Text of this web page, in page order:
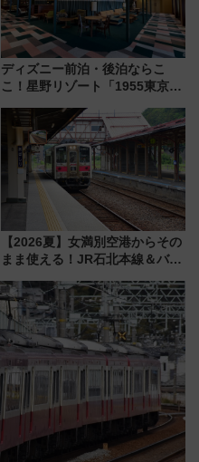
ディズニー前泊・後泊ならこ
こ！星野リゾート「1955東京ベ
つの理由 無料バス＆24時間サー
ビスで混雑回避
【2026夏】女満別空港からその
まま使える！JR石北本線＆バス
ーパス」でおトクに道東観光
（8/3発売）